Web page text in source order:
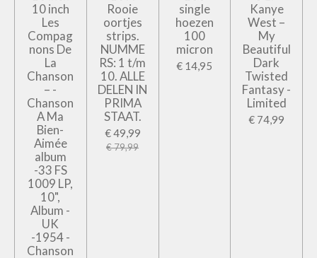
10 inch
Les
Compag
nons De
La
Chanson
– -
Chanson
A Ma
Bien-
Aimée
album
-33 FS
1009 LP,
10",
Album -
UK
-1954 -
Chanson
Rooie
oortjes
strips.
NUMME
RS: 1 t/m
10. ALLE
DELEN IN
PRIMA
STAAT.
€ 49,99
€ 79,99
single
hoezen
100
micron
€ 14,95
Kanye
West –
My
Beautiful
Dark
Twisted
Fantasy -
Limited
€ 74,99